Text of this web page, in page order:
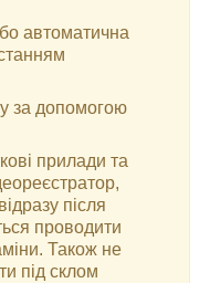
автоматична
за допомогою
прилади та
після
проводити
Також не
під склом